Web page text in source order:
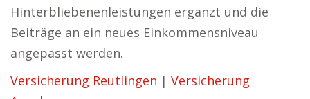
Hinterbliebenenleistungen ergänzt und die
Beiträge an ein neues Einkommensniveau
angepasst werden.
Versicherung Reutlingen | Versicherung